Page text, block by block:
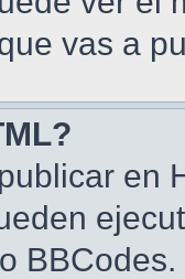
vas a
en
BBCodes.